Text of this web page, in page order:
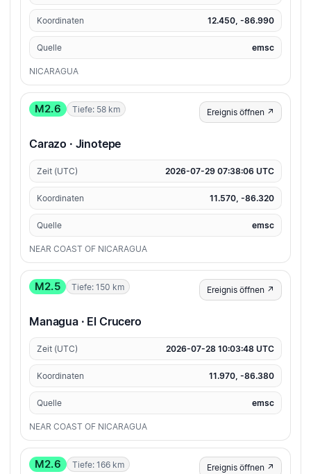
Koordinaten 12.450, -86.990
Quelle emsc
NICARAGUA
M2.6 Tiefe: 58 km Ereignis öffnen ↗
Carazo · Jinotepe
Zeit (UTC) 2026-07-29 07:38:06 UTC
Koordinaten 11.570, -86.320
Quelle emsc
NEAR COAST OF NICARAGUA
M2.5 Tiefe: 150 km Ereignis öffnen ↗
Managua · El Crucero
Zeit (UTC) 2026-07-28 10:03:48 UTC
Koordinaten 11.970, -86.380
Quelle emsc
NEAR COAST OF NICARAGUA
M2.6 Tiefe: 166 km Ereignis öffnen ↗